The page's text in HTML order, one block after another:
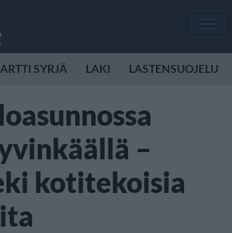
SYRJÄ LAKI LASTENSUOJELU
–
kotitekoisia